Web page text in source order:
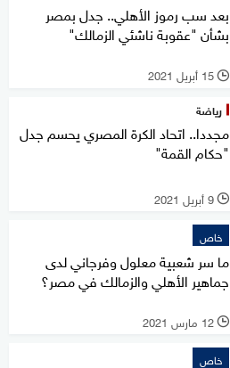
بعد سب رموز الأهلي.. جدل بمصر
بشأن "عقوبة ناشئي الزمالك"
l 15 أبريل 2021
رياضة
مجددا.. اتحاد الكرة المصري يحسم جدل
"حكام القمة"
l 9 أبريل 2021
خاص
ما سر شعبية معلول وفرجاني لدى
جماهير الأهلي والزمالك في مصر؟
l 12 مارس 2021
خاص